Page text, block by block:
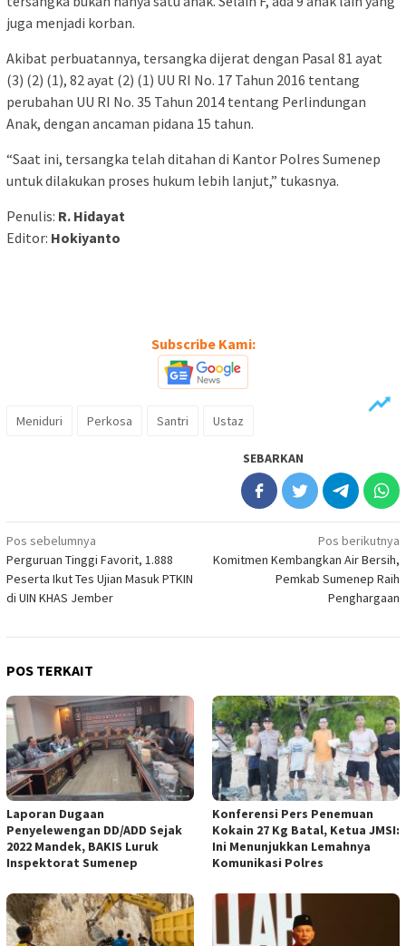
juga menjadi korban.
Akibat perbuatannya, tersangka dijerat dengan Pasal 81 ayat
(3) (2) (1), 82 ayat (2) (1) UU RI No. 17 Tahun 2016 tentang
perubahan UU RI No. 35 Tahun 2014 tentang Perlindungan
Anak, dengan ancaman pidana 15 tahun.
“Saat ini, tersangka telah ditahan di Kantor Polres Sumenep
untuk dilakukan proses hukum lebih lanjut,” tukasnya.
Penulis: R. Hidayat
Editor: Hokiyanto
Subscribe Kami:
Meniduri Perkosa Santri Ustaz
SEBARKAN
Navigasi
pos
Pos sebelumnya
Perguruan Tinggi Favorit, 1.888
Peserta Ikut Tes Ujian Masuk PTKIN
di UIN KHAS Jember
Pos berikutnya
Komitmen Kembangkan Air Bersih,
Pemkab Sumenep Raih
Penghargaan
POS TERKAIT
Laporan Dugaan
Penyelewengan DD/ADD Sejak
2022 Mandek, BAKIS Luruk
Inspektorat Sumenep
Konferensi Pers Penemuan
Kokain 27 Kg Batal, Ketua JMSI:
Ini Menunjukkan Lemahnya
Komunikasi Polres